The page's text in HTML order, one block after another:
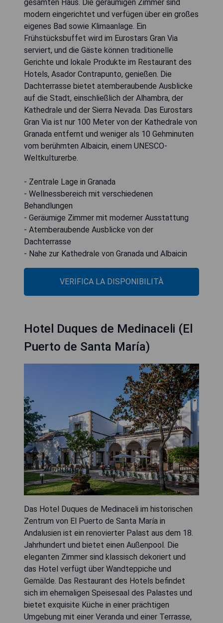
gesamten Haus. Die geräumigen Zimmer sind
modern eingerichtet und verfügen über ein großes
eigenes Bad sowie Klimaanlage. Ein
Frühstücksbuffet wird im Eurostars Gran Via
serviert, und die Gäste können traditionelle
Gerichte und lokale Produkte im Restaurant des
Hotels, Asador Contrapunto, genießen. Die
Dachterrasse bietet atemberaubende Ausblicke
auf die Stadt, einschließlich der Alhambra, der
Kathedrale und der Sierra Nevada. Das Eurostars
Gran Via ist nur 100 Meter von der Kathedrale von
Granada entfernt und weniger als 10 Gehminuten
vom berühmten Albaicin, einem UNESCO-
Weltkulturerbe.
- Zentrale Lage in Granada
- Wellnessbereich mit verschiedenen
Behandlungen
- Geräumige Zimmer mit moderner Ausstattung
- Atemberaubende Ausblicke von der
Dachterrasse
- Nahe zur Kathedrale von Granada und Albaicin
VERIFICA LA DISPONIBILITÀ
Hotel Duques de Medinaceli (El
Puerto de Santa María)
Das Hotel Duques de Medinaceli im historischen
Zentrum von El Puerto de Santa María in
Andalusien ist ein renovierter Palast aus dem 18.
Jahrhundert und bietet einen Außenpool. Die
eleganten Zimmer sind klassisch dekoriert und
das Hotel verfügt über Wandteppiche und
Gemälde. Das Restaurant des Hotels befindet
sich im ehemaligen Speisesaal des Palastes und
bietet exquisite Küche in einer prächtigen
Umgebung mit einer Veranda und einer Terrasse,